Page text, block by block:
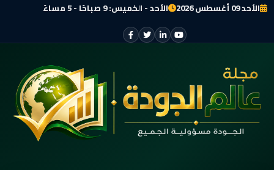
الأحد 09 أغسطس 2026 الأحد - الخميس: 9 صباحًا - 5 مساءً